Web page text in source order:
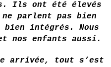
Ils ont été élevés
parlent pas bien
intégrés. Nous
et nos enfants aussi.
arrivée, tout s’est